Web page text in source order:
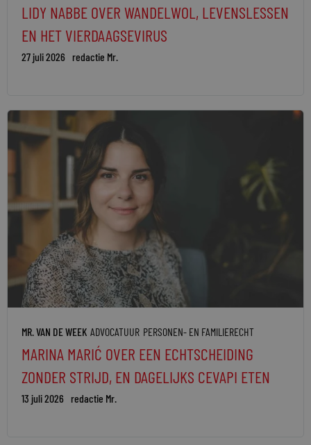
LIDY NABBE OVER WANDELWOL, LEVENSLESSEN
EN HET VIERDAAGSEVIRUS
27 juli 2026 redactie Mr.
MR. VAN DE WEEK ADVOCATUUR PERSONEN- EN FAMILIERECHT
MARINA MARIĆ OVER EEN ECHTSCHEIDING
ZONDER STRIJD, EN DAGELIJKS CEVAPI ETEN
13 juli 2026 redactie Mr.